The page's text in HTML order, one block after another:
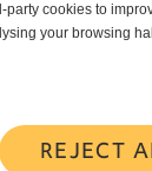
cookies to
your browsing
REJECT